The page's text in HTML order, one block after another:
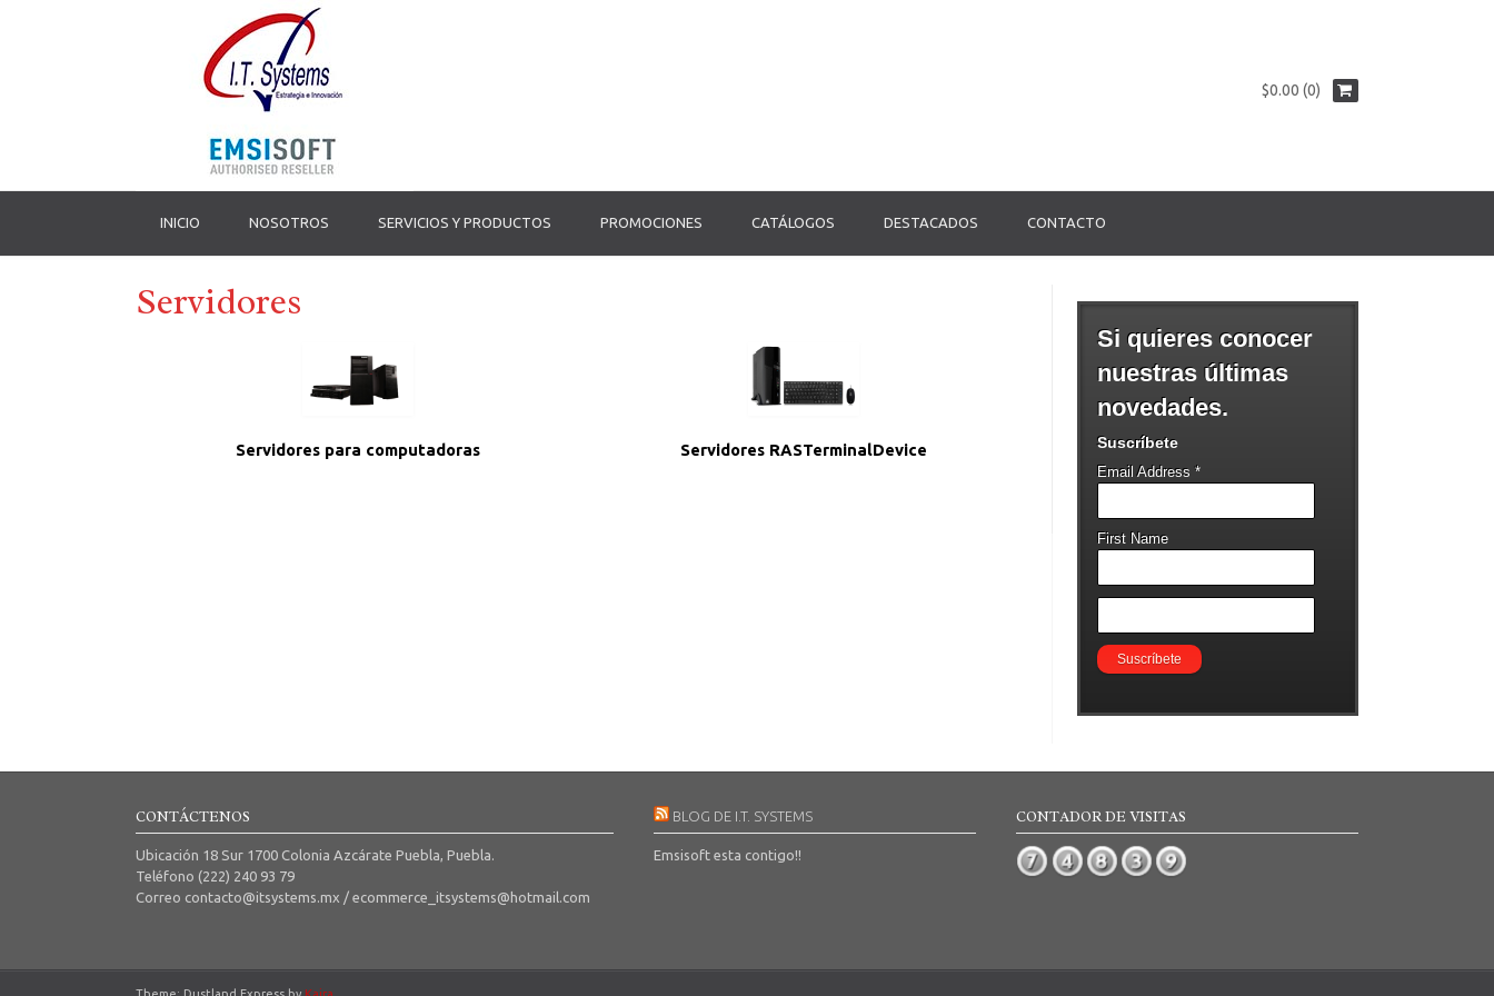
$0.00 (0)
INICIO NOSOTROS SERVICIOS Y PRODUCTOS PROMOCIONES CATÁLOGOS DESTACADOS CONTACTO
Servidores
Servidores para computadoras Servidores RASTerminalDevice
Si quieres conocer
nuestras últimas
novedades.
Suscríbete
Email Address *
First Name
CONTÁCTENOS
Ubicación 18 Sur 1700 Colonia Azcárate Puebla, Puebla.
Teléfono (222) 240 93 79
Correo contacto@itsystems.mx / ecommerce_itsystems@hotmail.com
BLOG DE I.T. SYSTEMS
Emsisoft esta contigo!!
CONTADOR DE VISITAS